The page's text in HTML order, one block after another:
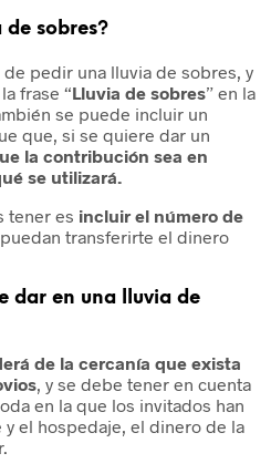
de sobres?
pedir una lluvia de sobres, y
frase “Lluvia de sobres” en la
se puede incluir un
que, si se quiere dar un
la contribución sea en
se utilizará.
tener es incluir el número de
transferirte el dinero
dar en una lluvia de
de la cercanía que exista
, y se debe tener en cuenta
en la que los invitados han
el hospedaje, el dinero de la